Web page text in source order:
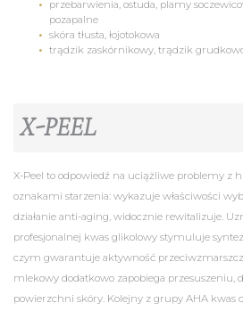
przebarwienia, ostuda, plamy
pozapalne
skóra tłusta, łojotokowa
trądzik zaskórnikowy, trądzik
X-PEEL
X-Peel to odpowiedź na uciążliwe problemy z
oznakami starzenia: wykazuje właściwości
działanie anti-aging, widocznie rewitalizuje.
profesjonalnej kwas glikolowy stymuluje
czym gwarantuje aktywność
mlekowy dodatkowo zapobiega przesuszeniu,
powierzchni skóry. Kolejny z grupy AHA kwas